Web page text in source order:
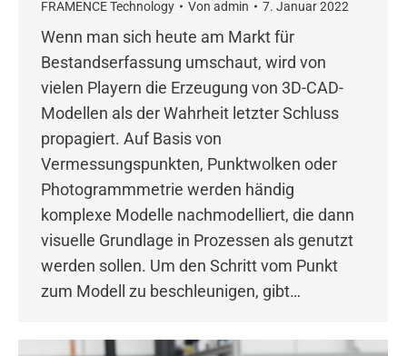
FRAMENCE Technology Von admin 7. Januar 2022
Wenn man sich heute am Markt für
Bestandserfassung umschaut, wird von
vielen Playern die Erzeugung von 3D-CAD-
Modellen als der Wahrheit letzter Schluss
propagiert. Auf Basis von
Vermessungspunkten, Punktwolken oder
Photogrammmetrie werden händig
komplexe Modelle nachmodelliert, die dann
visuelle Grundlage in Prozessen als genutzt
werden sollen. Um den Schritt vom Punkt
zum Modell zu beschleunigen, gibt…